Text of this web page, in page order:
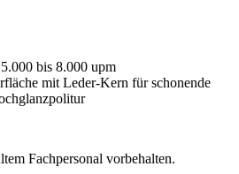
bis 8.000 upm
mit Leder-Kern für schonende
Fachpersonal vorbehalten.